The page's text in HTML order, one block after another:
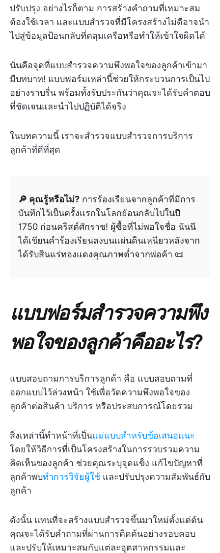
ปรับปรุง อย่างไรก็ตาม การสร้างคำถามที่เหมาะสม
ต้องใช้เวลา และแบบสำรวจที่มีโครงสร้างไม่ดีอาจนำ
ไปสู่ข้อมูลป้อนกลับที่คลุมเครือหรือทำให้เข้าใจผิดได้
นั่นคือจุดที่แบบสำรวจความพึงพอใจของลูกค้าเข้ามา
มีบทบาท! แบบฟอร์มเหล่านี้ช่วยให้กระบวนการเป็นไป
อย่างราบรื่น พร้อมทั้งรับประกันว่าคุณจะได้รับคำตอบ
ที่ชัดเจนและนำไปปฏิบัติได้จริง
ในบทความนี้ เราจะสำรวจแบบสำรวจการบริการ
ลูกค้าที่ดีที่สุด
🔎 คุณรู้หรือไม่? การร้องเรียนจากลูกค้าที่มีการ
บันทึกไว้เป็นครั้งแรกในโลกย้อนกลับไปในปี
1750 ก่อนคริสต์ศักราช! ผู้ซื้อที่ไม่พอใจชื่อ นันนี
ได้เขียนคำร้องเรียนลงบนแผ่นดินเหนียวหลังจาก
ได้รับสินแร่ทองแดงคุณภาพต่ำจากพ่อค้า 📜
แบบฟอร์มสำรวจความพึง
พอใจของลูกค้าคืออะไร?
แบบสอบถามการบริการลูกค้า คือ แบบสอบถามที่
ออกแบบไว้ล่วงหน้า ใช้เพื่อวัดความพึงพอใจของ
ลูกค้าต่อสินค้า บริการ หรือประสบการณ์โดยรวม
สิ่งเหล่านี้ทำหน้าที่เป็นแม่แบบสำหรับข้อเสนอแนะ
โดยให้วิธีการที่เป็นโครงสร้างในการรวบรวมความ
คิดเห็นของลูกค้า ช่วยคุณระบุจุดแข็ง แก้ไขปัญหาที่
ลูกค้าพบทำการวิจัยผู้ใช้ และปรับปรุงความสัมพันธ์กับ
ลูกค้า
ดังนั้น แทนที่จะสร้างแบบสำรวจขึ้นมาใหม่ตั้งแต่ต้น
คุณจะได้รับคำถามที่ผ่านการคิดค้นอย่างรอบคอบ
และปรับให้เหมาะสมกับแต่ละอุตสาหกรรมและ